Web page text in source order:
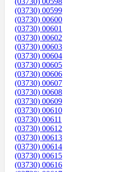
(03730) 00599
(03730) 00600
(03730) 00601
(03730) 00602
(03730) 00603
(03730) 00604
(03730) 00605
(03730) 00606
(03730) 00607
(03730) 00608
(03730) 00609
(03730) 00610
(03730) 00611
(03730) 00612
(03730) 00613
(03730) 00614
(03730) 00615
(03730) 00616